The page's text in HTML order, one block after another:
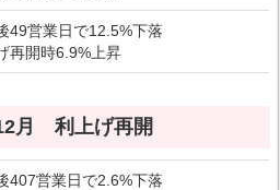
49営業日で12.5%下落
再開時6.9%上昇
月 利上げ再開
407営業日で2.6%下落